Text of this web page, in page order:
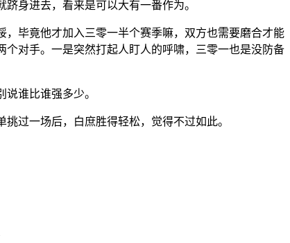
身进去，看来是可以大有一番作为。
毕竟他才加入三零一半个赛季嘛，双方也需要磨合才能
对手。一是突然打起人盯人的呼啸，三零一也是没防备
谁比谁强多少。
过一场后，白庶胜得轻松，觉得不过如此。